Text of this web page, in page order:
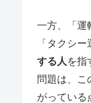
一方、「運
「タクシ
する人 を指
問題は、こ
がっている